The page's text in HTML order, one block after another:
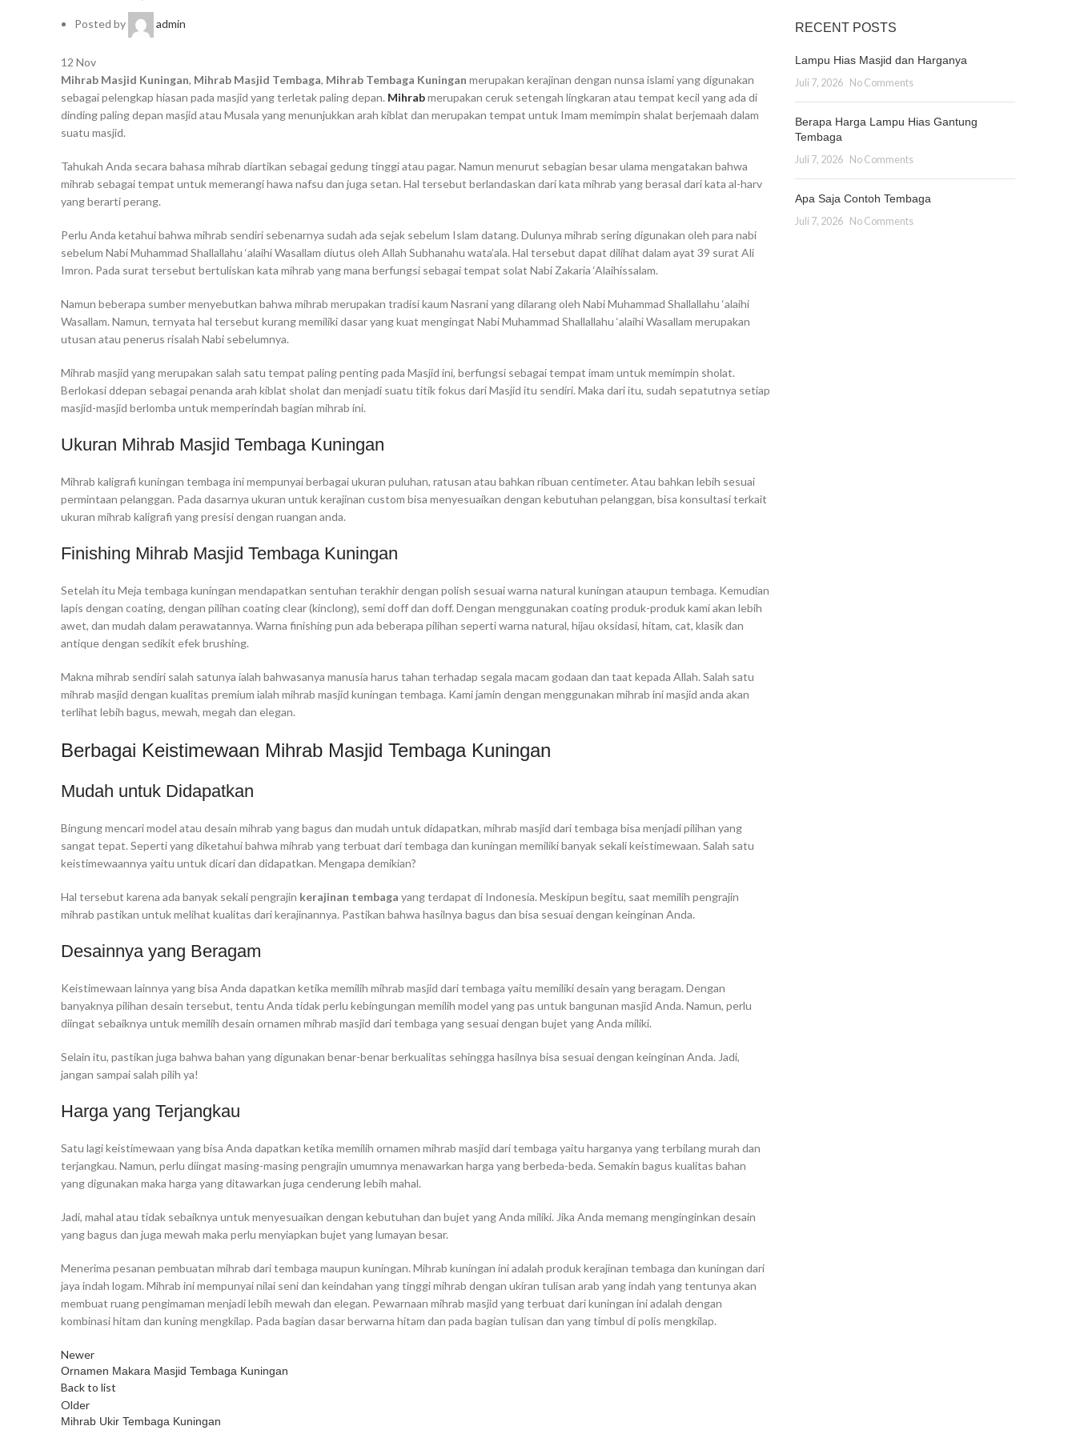
Posted by admin
12 Nov
Mihrab Masjid Kuningan, Mihrab Masjid Tembaga, Mihrab Tembaga Kuningan merupakan kerajinan dengan nunsa islami yang digunakan
sebagai pelengkap hiasan pada masjid yang terletak paling depan. Mihrabmerupakan ceruk setengah lingkaran atau tempat kecil yang ada di
dinding paling depan masjid atau Musala yang menunjukkan arah kiblat dan merupakan tempat untuk Imam memimpin shalat berjemaah dalam
suatu masjid.
Tahukah Anda secara bahasa mihrab diartikan sebagai gedung tinggi atau pagar. Namun menurut sebagian besar ulama mengatakan bahwa
mihrab sebagai tempat untuk memerangi hawa nafsu dan juga setan. Hal tersebut berlandaskan dari kata mihrab yang berasal dari kata al-harv
yang berarti perang.
Perlu Anda ketahui bahwa mihrab sendiri sebenarnya sudah ada sejak sebelum Islam datang. Dulunya mihrab sering digunakan oleh para nabi
sebelum Nabi Muhammad Shallallahu ‘alaihi Wasallam diutus oleh Allah Subhanahu wata’ala. Hal tersebut dapat dilihat dalam ayat 39 surat Ali
Imron. Pada surat tersebut bertuliskan kata mihrab yang mana berfungsi sebagai tempat solat Nabi Zakaria ‘Alaihissalam.
Namun beberapa sumber menyebutkan bahwa mihrab merupakan tradisi kaum Nasrani yang dilarang oleh Nabi Muhammad Shallallahu ‘alaihi
Wasallam. Namun, ternyata hal tersebut kurang memiliki dasar yang kuat mengingat Nabi Muhammad Shallallahu ‘alaihi Wasallam merupakan
utusan atau penerus risalah Nabi sebelumnya.
Mihrab masjid yang merupakan salah satu tempat paling penting pada Masjid ini, berfungsi sebagai tempat imam untuk memimpin sholat.
Berlokasi ddepan sebagai penanda arah kiblat sholat dan menjadi suatu titik fokus dari Masjid itu sendiri. Maka dari itu, sudah sepatutnya setiap
masjid-masjid berlomba untuk memperindah bagian mihrab ini.
Ukuran Mihrab Masjid Tembaga Kuningan
Mihrab kaligrafi kuningan tembaga ini mempunyai berbagai ukuran puluhan, ratusan atau bahkan ribuan centimeter. Atau bahkan lebih sesuai
permintaan pelanggan. Pada dasarnya ukuran untuk kerajinan custom bisa menyesuaikan dengan kebutuhan pelanggan, bisa konsultasi terkait
ukuran mihrab kaligrafi yang presisi dengan ruangan anda.
Finishing Mihrab Masjid Tembaga Kuningan
Setelah itu Meja tembaga kuningan mendapatkan sentuhan terakhir dengan polish sesuai warna natural kuningan ataupun tembaga. Kemudian
lapis dengan coating, dengan pilihan coating clear (kinclong), semi doff dan doff. Dengan menggunakan coating produk-produk kami akan lebih
awet, dan mudah dalam perawatannya. Warna finishing pun ada beberapa pilihan seperti warna natural, hijau oksidasi, hitam, cat, klasik dan
antique dengan sedikit efek brushing.
Makna mihrab sendiri salah satunya ialah bahwasanya manusia harus tahan terhadap segala macam godaan dan taat kepada Allah. Salah satu
mihrab masjid dengan kualitas premium ialah mihrab masjid kuningan tembaga. Kami jamin dengan menggunakan mihrab ini masjid anda akan
terlihat lebih bagus, mewah, megah dan elegan.
Berbagai Keistimewaan Mihrab Masjid Tembaga Kuningan
Mudah untuk Didapatkan
Bingung mencari model atau desain mihrab yang bagus dan mudah untuk didapatkan, mihrab masjid dari tembaga bisa menjadi pilihan yang
sangat tepat. Seperti yang diketahui bahwa mihrab yang terbuat dari tembaga dan kuningan memiliki banyak sekali keistimewaan. Salah satu
keistimewaannya yaitu untuk dicari dan didapatkan. Mengapa demikian?
Hal tersebut karena ada banyak sekali pengrajin kerajinan tembaga yang terdapat di Indonesia. Meskipun begitu, saat memilih pengrajin
mihrab pastikan untuk melihat kualitas dari kerajinannya. Pastikan bahwa hasilnya bagus dan bisa sesuai dengan keinginan Anda.
Desainnya yang Beragam
Keistimewaan lainnya yang bisa Anda dapatkan ketika memilih mihrab masjid dari tembaga yaitu memiliki desain yang beragam. Dengan
banyaknya pilihan desain tersebut, tentu Anda tidak perlu kebingungan memilih model yang pas untuk bangunan masjid Anda. Namun, perlu
diingat sebaiknya untuk memilih desain ornamen mihrab masjid dari tembaga yang sesuai dengan bujet yang Anda miliki.
Selain itu, pastikan juga bahwa bahan yang digunakan benar-benar berkualitas sehingga hasilnya bisa sesuai dengan keinginan Anda. Jadi,
jangan sampai salah pilih ya!
Harga yang Terjangkau
Satu lagi keistimewaan yang bisa Anda dapatkan ketika memilih ornamen mihrab masjid dari tembaga yaitu harganya yang terbilang murah dan
terjangkau. Namun, perlu diingat masing-masing pengrajin umumnya menawarkan harga yang berbeda-beda. Semakin bagus kualitas bahan
yang digunakan maka harga yang ditawarkan juga cenderung lebih mahal.
Jadi, mahal atau tidak sebaiknya untuk menyesuaikan dengan kebutuhan dan bujet yang Anda miliki. Jika Anda memang menginginkan desain
yang bagus dan juga mewah maka perlu menyiapkan bujet yang lumayan besar.
Menerima pesanan pembuatan mihrab dari tembaga maupun kuningan. Mihrab kuningan ini adalah produk kerajinan tembaga dan kuningan dari
jaya indah logam. Mihrab ini mempunyai nilai seni dan keindahan yang tinggi mihrab dengan ukiran tulisan arab yang indah yang tentunya akan
membuat ruang pengimaman menjadi lebih mewah dan elegan. Pewarnaan mihrab masjid yang terbuat dari kuningan ini adalah dengan
kombinasi hitam dan kuning mengkilap. Pada bagian dasar berwarna hitam dan pada bagian tulisan dan yang timbul di polis mengkilap.
Newer
Ornamen Makara Masjid Tembaga Kuningan
Back to list
Older
Mihrab Ukir Tembaga Kuningan
RECENT POSTS
Lampu Hias Masjid dan Harganya
Juli 7, 2026 No Comments
Berapa Harga Lampu Hias Gantung
Tembaga
Juli 7, 2026 No Comments
Apa Saja Contoh Tembaga
Juli 7, 2026 No Comments